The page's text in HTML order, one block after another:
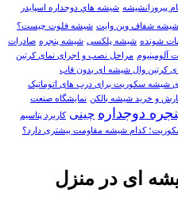
پیروزانشیشه شيشه هاي دوجداره اسپايدر
شیشه شفاف وین وایت شیشه فلوت چیست؟
شونده شیشه پلکسی شیشه پنجره صادرات
آلومینیوم مراحل نصب و اجرای نمای کرتین
کرتین وال شیشه ای بدون قاب
شیشه سکوریت برای درب های اتوماتیک
و خريد شيشه بالکن نمایشگاه صنعت
دوجداره چینی کاربرد پتاسیم
سکوریت؛ کدام شیشه مقاومت بیشتری دارد؟
ای در منزل